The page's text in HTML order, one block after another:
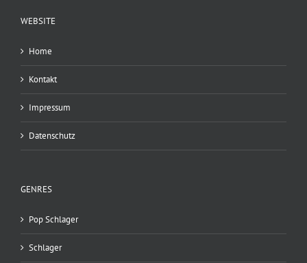
WEBSITE
Home
Kontakt
Impressum
Datenschutz
GENRES
Pop Schlager
Schlager